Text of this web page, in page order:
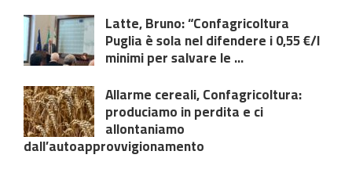
Latte, Bruno: “Confagricoltura
Puglia è sola nel difendere i 0,55 €/l
minimi per salvare le ...
Allarme cereali, Confagricoltura:
produciamo in perdita e ci
allontaniamo
dall’autoapprovvigionamento